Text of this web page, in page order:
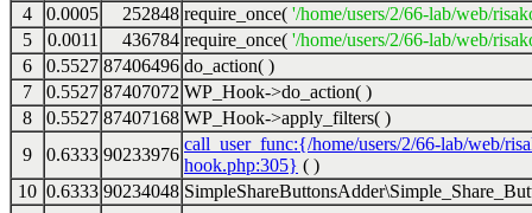
4
0.0005 252848 require_once( '/home/users/2/66-lab/web/
5
0.0011 436784 require_once( '/home/users/2/66-lab/web/
6
0.5527 87406496 do_action( )
7
0.5527 87407072 WP_Hook->do_action( )
8
0.5527 87407168 WP_Hook->apply_filters( )
9
0.6333 90233976
call_user_func:{/home/users/2/66-lab/web/
hook.php:305} ( )
10 0.6333 90234048